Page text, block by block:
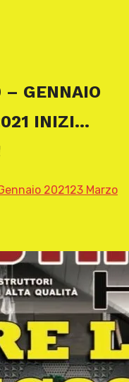
– GENNAIO
INIZI…
2021 23 Marzo